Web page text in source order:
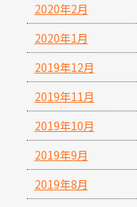
2020年2月
2020年1月
2019年12月
2019年11月
2019年10月
2019年9月
2019年8月